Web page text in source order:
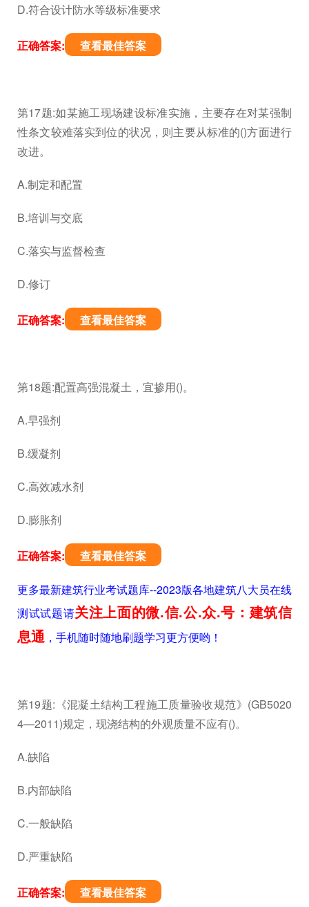
D.符合设计防水等级标准要求
正确答案: 查看最佳答案
第17题:如某施工现场建设标准实施，主要存在对某强制
性条文较难落实到位的状况，则主要从标准的()方面进行
改进。
A.制定和配置
B.培训与交底
C.落实与监督检查
D.修订
正确答案: 查看最佳答案
第18题:配置高强混凝土，宜掺用()。
A.早强剂
B.缓凝剂
C.高效减水剂
D.膨胀剂
正确答案: 查看最佳答案
更多最新建筑行业考试题库--2023版各地建筑八大员在线
测试试题请关注上面的微.信.公.众.号：建筑信
息通，手机随时随地刷题学习更方便哟！
第19题:《混凝土结构工程施工质量验收规范》(GB5020
4—2011)规定，现浇结构的外观质量不应有()。
A.缺陷
B.内部缺陷
C.一般缺陷
D.严重缺陷
正确答案: 查看最佳答案